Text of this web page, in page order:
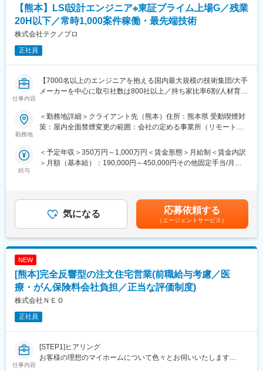
・国内外拠点との連携機会
・量産を見据えた開発プロセス
■キャリアパス
■企業魅力
Hondaフィロソフィーのもと、環境・安全・魅力技術を軸に世界
変更の範囲：専門性や適性、会社ニーズなどを踏まえ、会社が定
ンジニアの希望にあった働き方を実現することができます。
【２】研修制度が充実
200以上の自社内研修（社外上場メーカーでの導入実績多数）、
EV車、SDGｓなど現在～５年・10年先に求められる最先端のテク
ノロジー研修を受け、よりスキル・キャリアを向上させることが
できます。
上流案件が75％以上、案件数としても業界最大級。どんな技術が
今後必要とされるのか分析をするチームがあり、技術への投資は
◇“技術力の高さ”でプライム市場上場企業を中心に取引先多数:
同社は大手メーカ、プライム市場上場企業を中心に700社以上取
も上るエンジニアが持つ「技術力」の高さにあります。「社会を
動かすエンジニア集団」として、航空機、医療機器、自動車、家
のない、こだわりの技術を提供できるように体制を整えていま
す。直近では、DX化の影響で、メーカーからの直請け案件が増え
ており、「モノづくり×IT」での課題解決を行う技術者集団とし
て、お客様より信頼を得ております。
変更の範囲：会社の定める業務
【熊本】LSI設計エンジニア※東証プライム上場G／残業
20H以下／常時1,000案件稼働・最先端技術
株式会社テクノプロ
正社員
仕事内容
【7000名以上のエンジニアを抱える国内最大規模の技術集団/大手
メーカーを中心に取引社数は800社以上／持ち家比率6割/人材育成
■業務内容：
自動車や家電、医療、センサ等に関係する大手半導体メーカーな
LSI（デジ・アナ、FPGA）、電気回路設計エンジニア（高周波回
路／ボード回路）など、様々な開発業務を担当頂きます。
■当社の特徴
【１】エンジニアファースト
無理な転勤転居は一切なく、持ち家比率も6割以上。残業時間も月
20時間以内／休日出勤なし。育児休業取得者も多く、複数回の育
人にエンジニアに今後のキャリアを相談するキャリアアドバイザ
ーと希望にあった案件を探す営業担当が付く制度もあるため、エ
ンジニアの希望にあった働き方を実現することができます。
【２】研修制度が充実
200以上の自社内研修（社外上場メーカーでの導入実績多数）、
EV車、SDGｓなど現在～５年・10年先に求められる最先端のテク
できます。
【３】技術力の高い環境
勤務地
＜勤務地詳細＞クライアント先（熊本）住所：熊本県 受動喫煙対
策：屋内全面禁煙変更の範囲：会社の定める事業所（リモートワ
給与
＜予定年収＞350万円～1,000万円＜賃金形態＞月給制＜賃金内訳
＞月額（基本給）：190,000円～450,000円その他固定手当/月：
当、時間外手当（１分単位で支給）、特別手当、配属手当、役職
手当、赴任手当、転勤赴任一時金、帰省旅費補助、引越費用補
助 など賃金はあくまでも目安の金額であり、選考を通じて上下
する可能性があります。月給(月額)は固定手当を含めた表記です。
気になる 応募依頼する
（エージェントサービス）
NEW
[熊本]完全反響型の注文住宅営業(前職給与考慮／医
療・がん保険料会社負担／正当な評価制度)
株式会社ＮＥＯ
正社員
仕事内容
[STEP1]ヒアリング
お客様の理想のマイホームについて色々とお伺いいたします